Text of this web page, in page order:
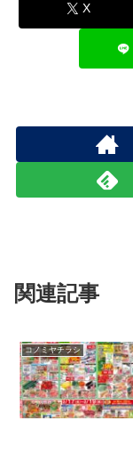
X
関連記事
コノミヤチラシ